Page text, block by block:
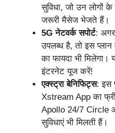
सुविधा, जो उन लोगों
जरूरी मैसेज भेजते हैं।
5G नेटवर्क सपोर्ट:
उपलब्ध है, तो इस
का फायदा भी मिलेगा।
इंटरनेट यूज करें!
एक्स्ट्रा बेनिफिट्स: इस
Xstream App का
Apollo 24/7 Circle
सुविधाएं भी मिलती हैं।